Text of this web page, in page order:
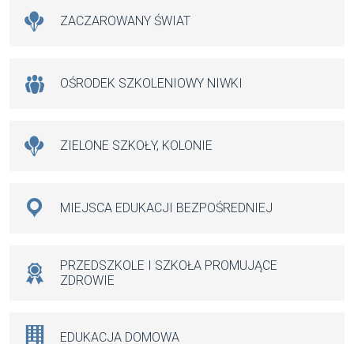
ZACZAROWANY ŚWIAT
OŚRODEK SZKOLENIOWY NIWKI
ZIELONE SZKOŁY, KOLONIE
MIEJSCA EDUKACJI BEZPOŚREDNIEJ
PRZEDSZKOLE I SZKOŁA PROMUJĄCE
ZDROWIE
EDUKACJA DOMOWA